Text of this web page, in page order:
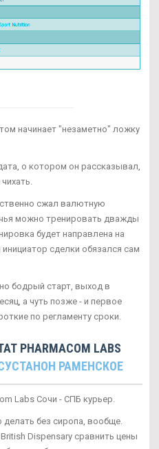
начинает "незаметно" ложку
о котором он рассказывал,
сжал валютную
можно тренировать дважды
будет направлена на
сделки обязался сам
бодрый старт, выход в
а чуть позже - и первое
по регламенту сроки.
PHARMACOM LABS
РАМЕНСКОЕ
Labs Сочи - СПБ курьер.
без сиропа, вообще.
Dispensary сравнить цены